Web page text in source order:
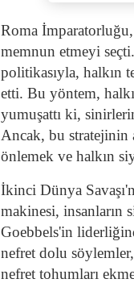
Roma
memnun etmeyi
politikasıyla, halkın
etti. Bu yöntem,
yumuşattı ki,
Ancak, bu stratejinin
önlemek ve halkın
İkinci Dünya
makinesi, insanların
Goebbels'in
nefret dolu
nefret tohumları